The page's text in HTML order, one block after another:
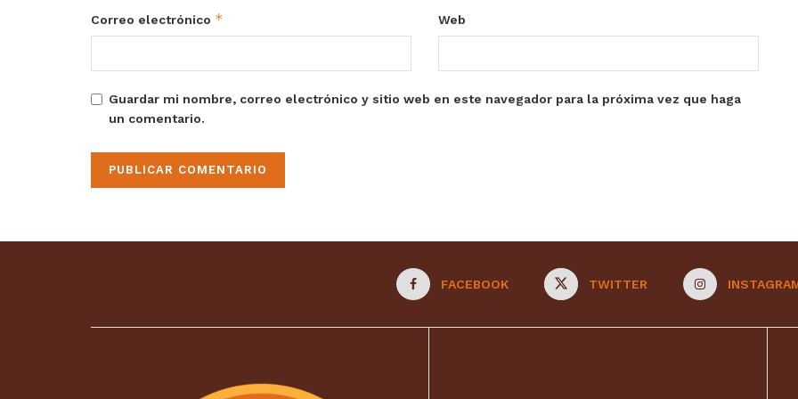
Correo electrónico * Web
Guardar mi nombre, correo electrónico y sitio web en este navegador para la próxima vez que haga
un comentario.
FACEBOOK TWITTER